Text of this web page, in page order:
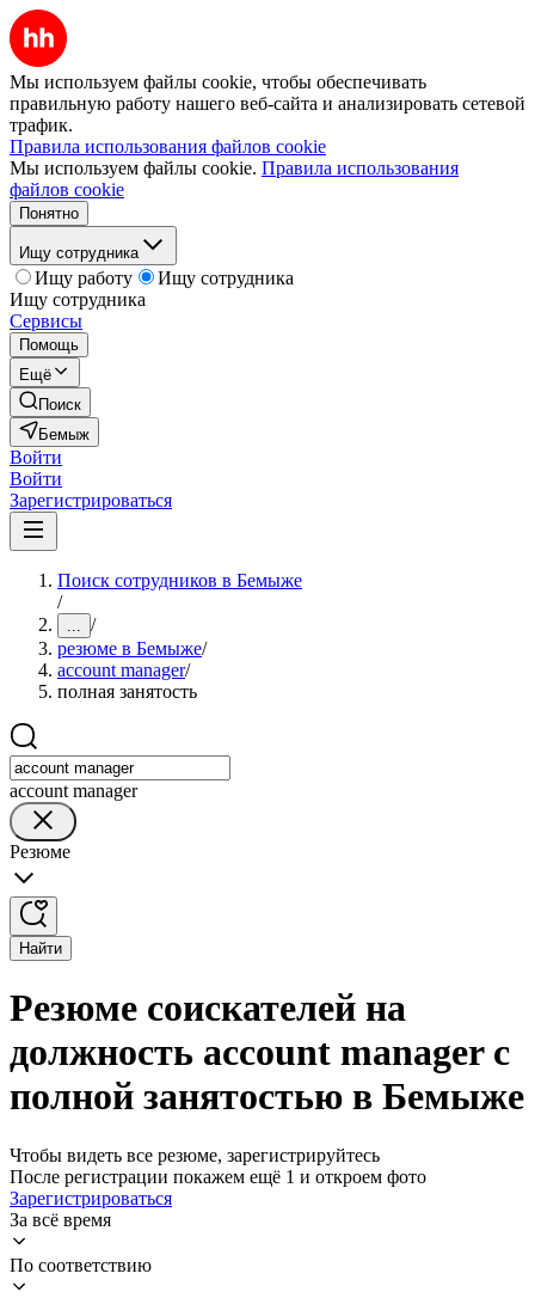
Мы используем файлы cookie, чтобы обеспечивать
правильную работу нашего веб-сайта и анализировать сетевой
трафик.
Правила использования файлов cookie
Мы используем файлы cookie. Правила использования
файлов cookie
Понятно
Ищу сотрудника
Ищу работу
Ищу сотрудника
Ищу сотрудника
Сервисы
Помощь
Ещё
Поиск
Бемыж
Войти
Войти
Зарегистрироваться
Поиск сотрудников в Бемыже
/
... /
резюме в Бемыже/
account manager/
полная занятость
account manager
Резюме
Найти
Резюме соискателей на
должность account manager с
полной занятостью в Бемыже
Чтобы видеть все резюме, зарегистрируйтесь
После регистрации покажем ещё 1 и откроем фото
Зарегистрироваться
За всё время
По соответствию